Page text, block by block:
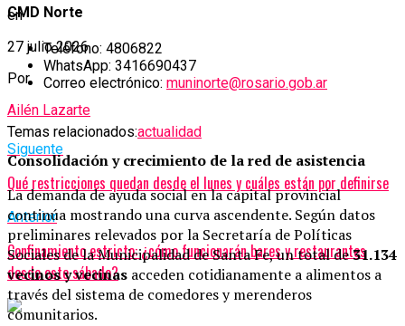
CMD Norte
Teléfono: 4806822
WhatsApp: 3416690437
Correo electrónico: muninorte@rosario.gob.ar
Temas relacionados:actualidad
Siguente
Qué restricciones quedan desde el lunes y cuáles están por definirse
Anterior
Confinamiento estricto: ¿cómo funcionarán bares y restaurantes
desde este sábado?
en
27 julio 2026
Por
Ailén Lazarte
Consolidación y crecimiento de la red de asistencia
La demanda de ayuda social en la capital provincial
continúa mostrando una curva ascendente. Según datos
preliminares relevados por la Secretaría de Políticas
Sociales de la Municipalidad de Santa Fe, un total de31.134
vecinos y vecinas acceden cotidianamente a alimentos a
través del sistema de comedores y merenderos
comunitarios.